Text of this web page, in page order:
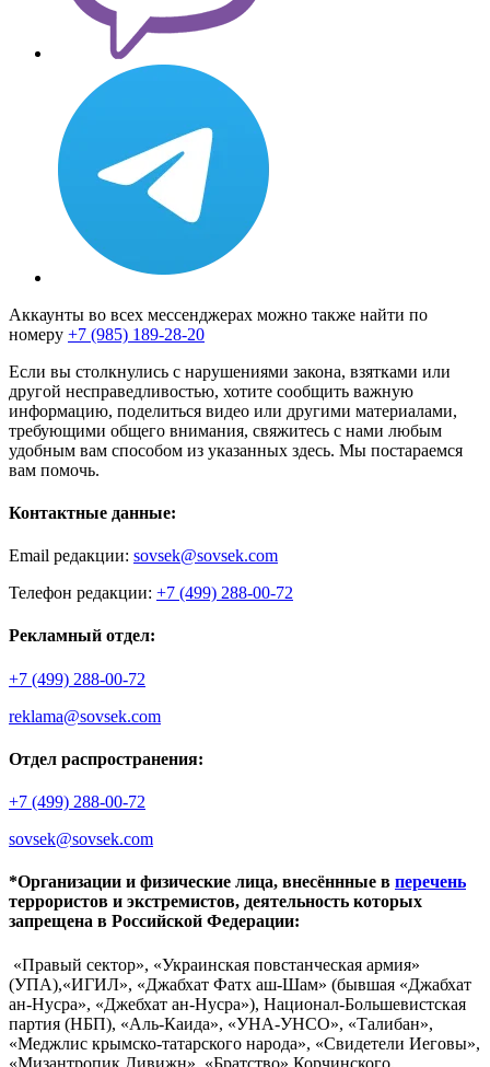
Аккаунты во всех мессенджерах можно также найти по
номеру +7 (985) 189-28-20
Если вы столкнулись с нарушениями закона, взятками или
другой несправедливостью, хотите сообщить важную
информацию, поделиться видео или другими материалами,
требующими общего внимания, свяжитесь с нами любым
удобным вам способом из указанных здесь. Мы постараемся
вам помочь.
Контактные данные:
Email редакции: sovsek@sovsek.com
Телефон редакции: +7 (499) 288-00-72
Рекламный отдел:
+7 (499) 288-00-72
reklama@sovsek.com
Отдел распространения:
+7 (499) 288-00-72
sovsek@sovsek.com
*Организации и физические лица, внесённные в перечень
террористов и экстремистов, деятельность которых
запрещена в Российской Федерации:
«Правый сектор», «Украинская повстанческая армия»
(УПА),«ИГИЛ», «Джабхат Фатх аш-Шам» (бывшая «Джабхат
ан-Нусра», «Джебхат ан-Нусра»), Национал-Большевистская
партия (НБП), «Аль-Каида», «УНА-УНСО», «Талибан»,
«Меджлис крымско-татарского народа», «Свидетели Иеговы»,
«Мизантропик Дивижн», «Братство» Корчинского,